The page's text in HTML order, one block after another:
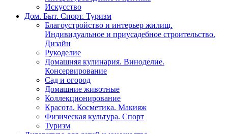
Искусство
Дом. Быт. Спорт. Туризм
Благоустройство и интерьер жилищ.
Индивидуальное и приусадебное строительство.
Дизайн
Рукоделие
Домашняя кулинария. Виноделие.
Консервирование
Сад и огород
Домашние животные
Коллекционирование
Красота. Косметика. Макияж
Физическая культура. Спорт
Туризм